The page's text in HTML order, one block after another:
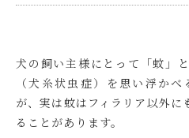
犬の飼い主様にとって「蚊」
（犬糸状虫症）を思い浮か
が、実は蚊はフィラリア以外
ることがあります。